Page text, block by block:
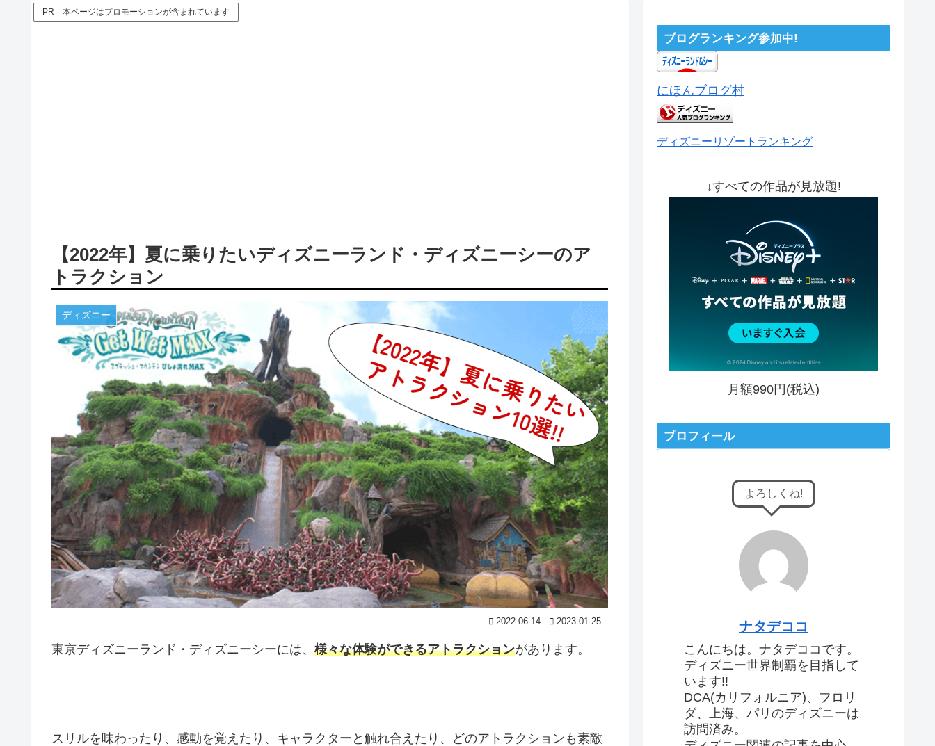
PR 本ページはプロモーションが含まれています
【2022年】夏に乗りたいディズニーランド・ディズニーシーのア
トラクション
ディズニー
2022.06.14 2023.01.25
東京ディズニーランド・ディズニーシーには、 様々な体験ができるアトラクションがあります。
スリルを味わったり、感動を覚えたり、キャラクターと触れ合えたり、どのアトラクションも素敵
ブログランキング参加中!
にほんブログ村
ディズニーリゾートランキング
↓すべての作品が見放題!
月額990円(税込)
プロフィール
よろしくね!
ナタデココ
こんにちは。ナタデココです。
ディズニー世界制覇を目指して
います!!
DCA(カリフォルニア)、フロリ
ダ、上海、パリのディズニーは
訪問済み。